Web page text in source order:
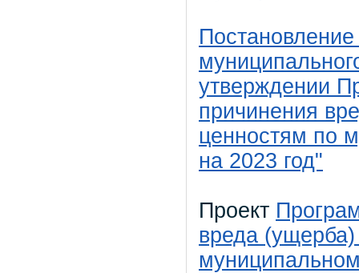
утверждении
причинения
ценностям по
на 2023 год"
Проект
вреда